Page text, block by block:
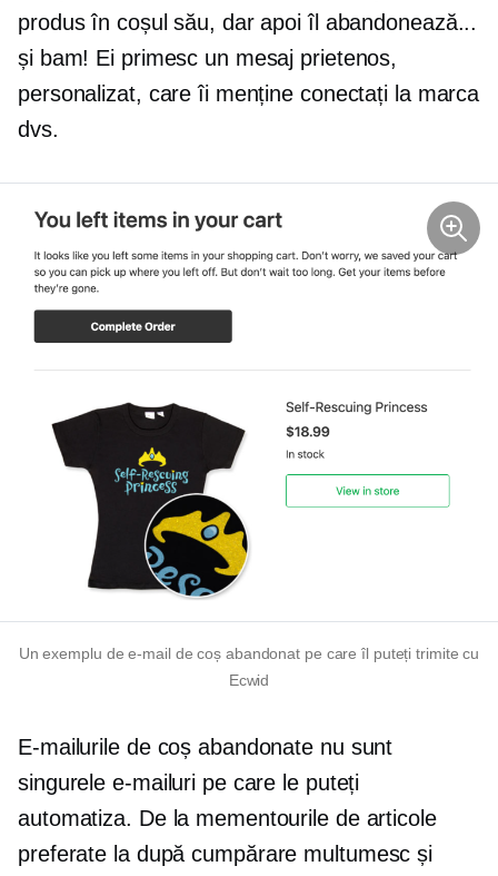
produs în coșul său, dar apoi îl abandonează...
și bam! Ei primesc un mesaj prietenos,
personalizat, care îi menține conectați la marca
dvs.
Un exemplu de e-mail de coș abandonat pe care îl puteți trimite cu
Ecwid
E-mailurile de coș abandonate nu sunt
singurele e-mailuri pe care le puteți
automatiza. De la mementourile de articole
preferate la după cumpărare multumesc și